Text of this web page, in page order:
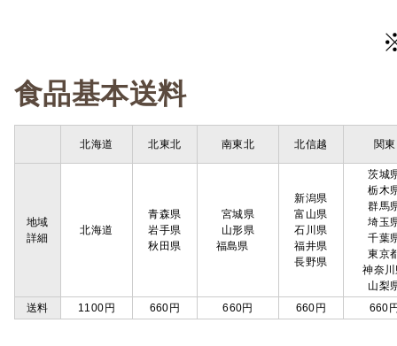
食品基本送料
北海道 北東北 南東北 北信越 関東
地域
詳細
北海道
青森県
岩手県
秋田県
宮城県
山形県
福島県
新潟県
富山県
石川県
福井県
長野県
茨城
栃木
群馬
埼玉
千葉
東京
神奈
山梨
送料
1100円 660円 660円 660円 660